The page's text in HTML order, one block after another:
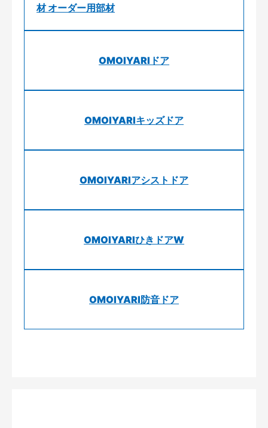
材 オーダー用部材
OMOIYARIドア
OMOIYARIキッズドア
OMOIYARIアシストドア
OMOIYARIひきドアW
OMOIYARI防音ドア